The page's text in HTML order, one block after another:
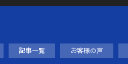
記事一覧 お客様の声